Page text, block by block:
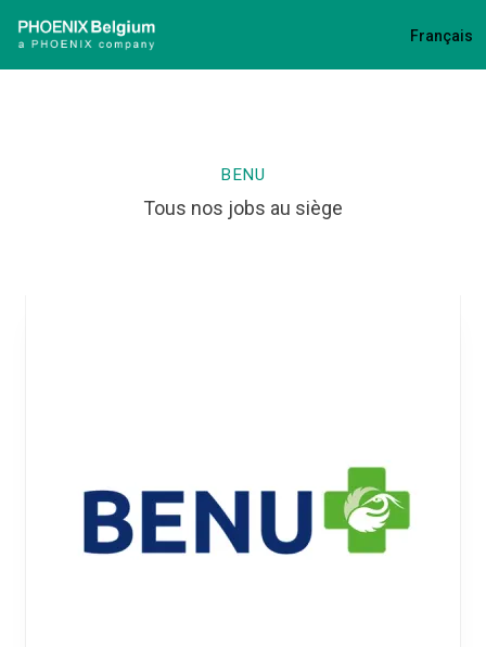
Phoenix Pharma Belgium Français
BENU
Tous nos jobs au siège